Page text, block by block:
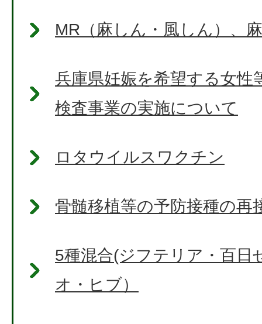
MR（麻しん・風しん）、
兵庫県妊娠を希望する女性
検査事業の実施について
ロタウイルスワクチン
骨髄移植等の予防接種の再
5種混合(ジフテリア・百日
オ・ヒブ）